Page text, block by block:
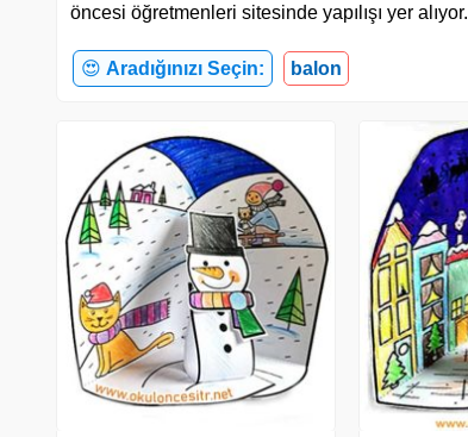
öncesi öğretmenleri sitesinde yapılışı yer alıyor.
😍 Aradığınızı Seçin: balon